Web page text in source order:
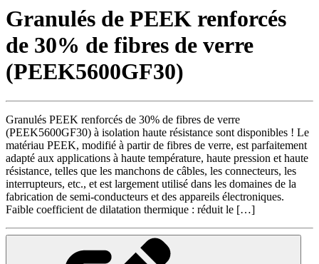
Granulés de PEEK renforcés
de 30% de fibres de verre
(PEEK5600GF30)
Granulés PEEK renforcés de 30% de fibres de verre
(PEEK5600GF30) à isolation haute résistance sont disponibles ! Le
matériau PEEK, modifié à partir de fibres de verre, est parfaitement
adapté aux applications à haute température, haute pression et haute
résistance, telles que les manchons de câbles, les connecteurs, les
interrupteurs, etc., et est largement utilisé dans les domaines de la
fabrication de semi-conducteurs et des appareils électroniques.
Faible coefficient de dilatation thermique : réduit le […]